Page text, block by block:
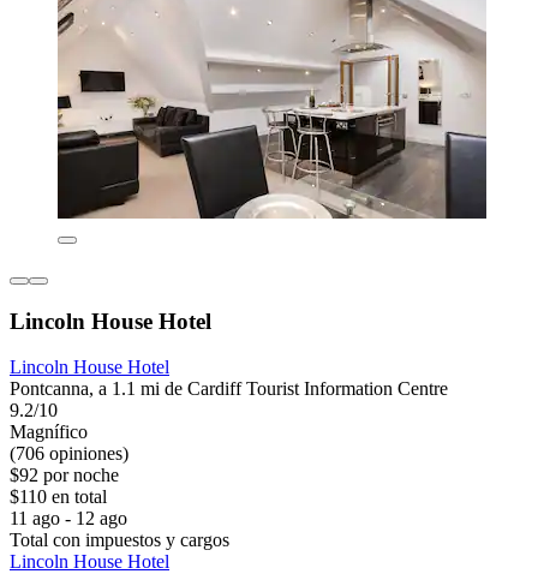
Lincoln House Hotel
Lincoln House Hotel
Pontcanna, a 1.1 mi de Cardiff Tourist Information Centre
9.2/10
Magnífico
(706 opiniones)
$92 por noche
$110 en total
11 ago - 12 ago
Total con impuestos y cargos
Lincoln House Hotel